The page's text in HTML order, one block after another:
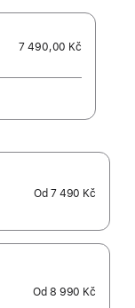
7 490,00 Kč
Od 7 490 Kč
Od 8 990 Kč